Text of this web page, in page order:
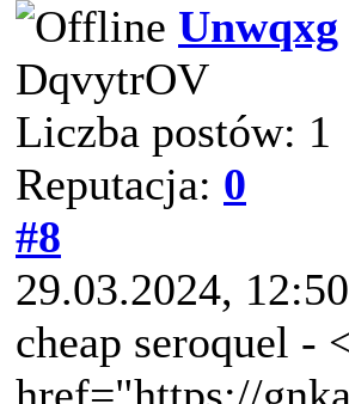
Unwqxg
DqvytrOV
Liczba postów: 1
Reputacja: 0
#8
29.03.2024, 12:50
cheap seroquel -